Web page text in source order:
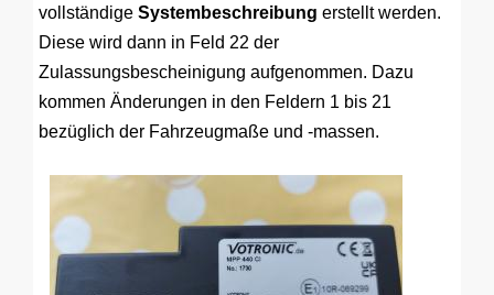
vollständige Systembeschreibung erstellt werden.
Diese wird dann in Feld 22 der
Zulassungsbescheinigung aufgenommen. Dazu
kommen Änderungen in den Feldern 1 bis 21
bezüglich der Fahrzeugmaße und -massen.